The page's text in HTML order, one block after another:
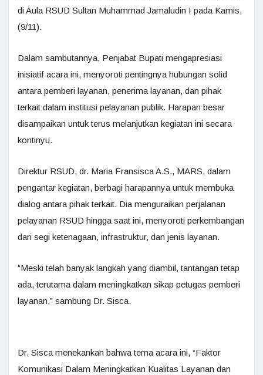
di Aula RSUD Sultan Muhammad Jamaludin I pada Kamis,
(9/11).
Dalam sambutannya, Penjabat Bupati mengapresiasi
inisiatif acara ini, menyoroti pentingnya hubungan solid
antara pemberi layanan, penerima layanan, dan pihak
terkait dalam institusi pelayanan publik. Harapan besar
disampaikan untuk terus melanjutkan kegiatan ini secara
kontinyu.
Direktur RSUD, dr. Maria Fransisca A.S., MARS, dalam
pengantar kegiatan, berbagi harapannya untuk membuka
dialog antara pihak terkait. Dia menguraikan perjalanan
pelayanan RSUD hingga saat ini, menyoroti perkembangan
dari segi ketenagaan, infrastruktur, dan jenis layanan.
“Meski telah banyak langkah yang diambil, tantangan tetap
ada, terutama dalam meningkatkan sikap petugas pemberi
layanan,” sambung Dr. Sisca.
Dr. Sisca menekankan bahwa tema acara ini, “Faktor
Komunikasi Dalam Meningkatkan Kualitas Layanan dan